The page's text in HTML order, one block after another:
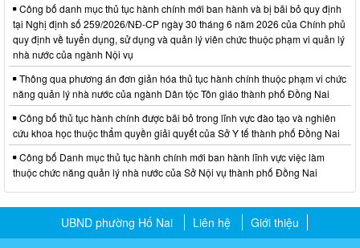
Công bố danh mục thủ tục hành chính mới ban hành và bị bãi bỏ quy định
tại Nghị định số 259/2026/NĐ-CP ngày 30 tháng 6 năm 2026 của Chính phủ
quy định về tuyển dụng, sử dụng và quản lý viên chức thuộc phạm vi quản lý
nhà nước của ngành Nội vụ
Thông qua phương án đơn giản hóa thủ tục hành chính thuộc phạm vi chức
năng quản lý nhà nước của ngành Dân tộc Tôn giáo thành phố Đồng Nai
Công bố thủ tục hành chính được bãi bỏ trong lĩnh vực đào tạo và nghiên
cứu khoa học thuộc thẩm quyền giải quyết của Sở Y tế thành phố Đồng Nai
Công bố Danh mục thủ tục hành chính mới ban hành lĩnh vực việc làm
thuộc chức năng quản lý nhà nước của Sở Nội vụ thành phố Đồng Nai
UBND phường Hố Nai Liên hệ Giới thiệu